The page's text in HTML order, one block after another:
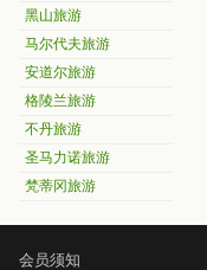
黑山旅游
马尔代夫旅游
安道尔旅游
格陵兰旅游
不丹旅游
圣马力诺旅游
梵蒂冈旅游
会员须知